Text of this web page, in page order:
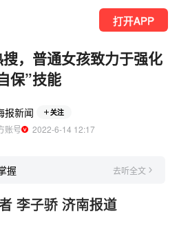
打开APP
，普通女孩致力于强化
保”技能
报新闻 关注
账号
  2022-6-14 12:17
握 去听全文
李子骄 济南报道